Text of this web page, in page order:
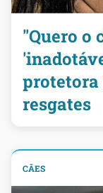
"Quero o
protetora
resgates
CÃES